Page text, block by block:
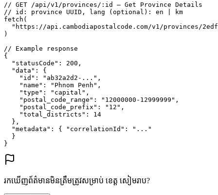
// GET /api/v1/provinces/:id — Get Province Details
// id: province UUID, lang (optional): en | km
fetch (
"https://api.cambodiapostalcode.com/v1/provinces/
)
// Example response
{
"statusCode" : 200 ,
"data" : {
"id" : "ab32a2d2-..." ,
"name" : "Phnom Penh" ,
"type" : "capital" ,
"postal_code_range" : "12000000-12999999" ,
"postal_code_prefix" : "12" ,
"total_districts" : 14
},
"metadata" : { "correlationId" :
"..."
}
}
រកឃើញព័ត៌មានមិនត្រឹមត្រូវសម្រាប់ ខេត្ត សៀមរាប?